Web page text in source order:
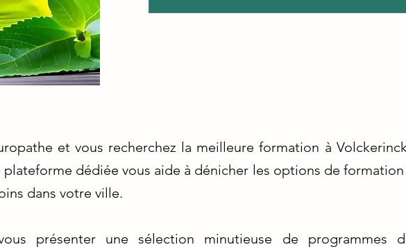
et vous recherchez la meilleure formation à
dédiée vous aide à dénicher les options de
dans votre ville.
présenter une sélection minutieuse de programmes